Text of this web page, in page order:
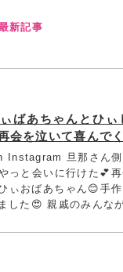
新記事
ばあちゃんとひぃ
会を泣いて喜んで
旦那さん側
っと会いに行けた💕再
ぃおばあちゃん😊手
した😍 親戚のみんな